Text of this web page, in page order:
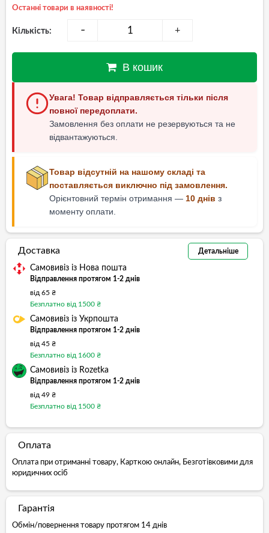
Останні товари в наявності!
Кількість: - +
В кошик
Увага! Товар відправляється тільки після
повної передоплати.
Замовлення без оплати не резервуються та не
відвантажуються.
Товар відсутній на нашому складі та
поставляється виключно під замовлення.
Орієнтовний термін отримання — 10 днів з
моменту оплати.
Доставка Детальніше
Самовивіз із Нова пошта
Відправлення протягом 1-2 днів
від 65 ₴
Безплатно від 1500 ₴
Самовивіз із Укрпошта
Відправлення протягом 1-2 днів
від 45 ₴
Безплатно від 1600 ₴
Самовивіз із Rozetka
Відправлення протягом 1-2 днів
від 49 ₴
Безплатно від 1500 ₴
Оплата
Оплата при отриманні товару, Карткою онлайн, Безготівковими для
юридичних осіб
Гарантія
Обмін/повернення товару протягом 14 днів